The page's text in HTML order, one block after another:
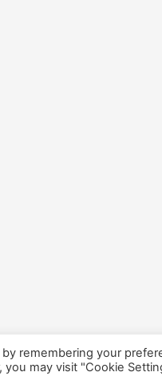
remembering your
may visit "Cookie